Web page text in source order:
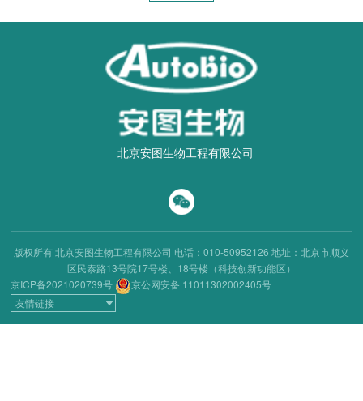
北京安图生物工程有限公司
版权所有 北京安图生物工程有限公司 电话：010-50952126 地址：北京市顺义
区民泰路13号院17号楼、18号楼（科技创新功能区）
京ICP备2021020739号
京公网安备 11011302002405号